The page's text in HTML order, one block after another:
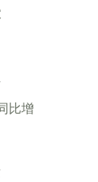
比增